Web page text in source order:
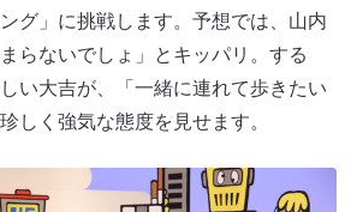
グ」に挑戦します。予想では、山内
らないでしょ」とキッパリ。する
い大吉が、「一緒に連れて歩きたい
しく強気な態度を見せます。